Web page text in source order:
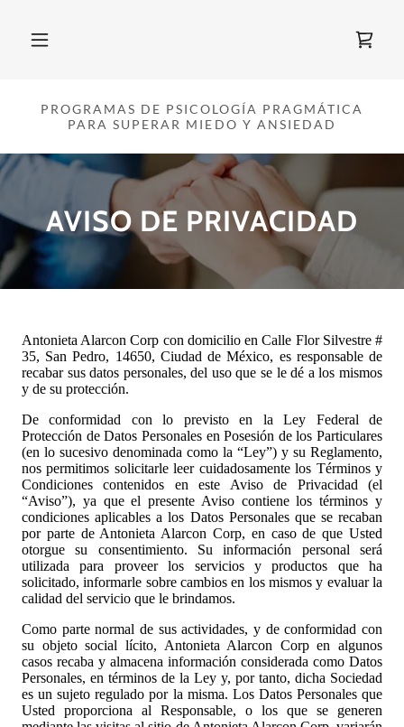
PROGRAMAS DE PSICOLOGÍA PRAGMÁTICA
PARA SUPERAR MIEDO Y ANSIEDAD
AVISO DE PRIVACIDAD